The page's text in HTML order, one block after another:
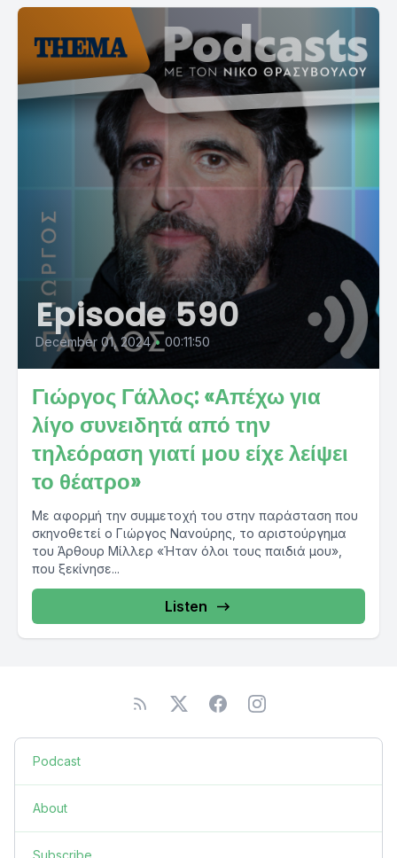
Episode 590
December 01, 2024 • 00:11:50
Γιώργος Γάλλος: «Απέχω για
λίγο συνειδητά από την
τηλεόραση γιατί μου είχε λείψει
το θέατρο»
Με αφορμή την συμμετοχή του στην παράσταση που
σκηνοθετεί ο Γιώργος Νανούρης, το αριστούργημα
του Άρθουρ Μίλλερ «Ήταν όλοι τους παιδιά μου»,
που ξεκίνησε...
Listen
Podcast
About
Subscribe